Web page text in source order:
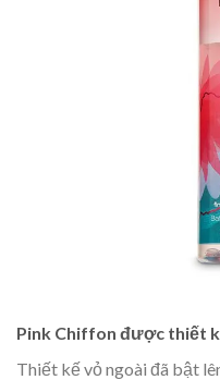
Pink Chiffon được thiết
Thiết kế vỏ ngoài đã bật